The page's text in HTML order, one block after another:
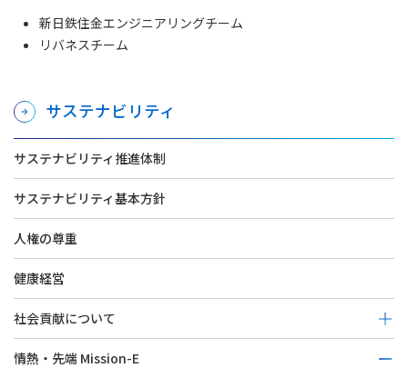
新日鉄住金エンジニアリングチーム
リバネスチーム
サステナビリティ
サステナビリティ推進体制
サステナビリティ基本方針
人権の尊重
健康経営
社会貢献について
次世代育成（その他）
情熱・先端 Mission-E